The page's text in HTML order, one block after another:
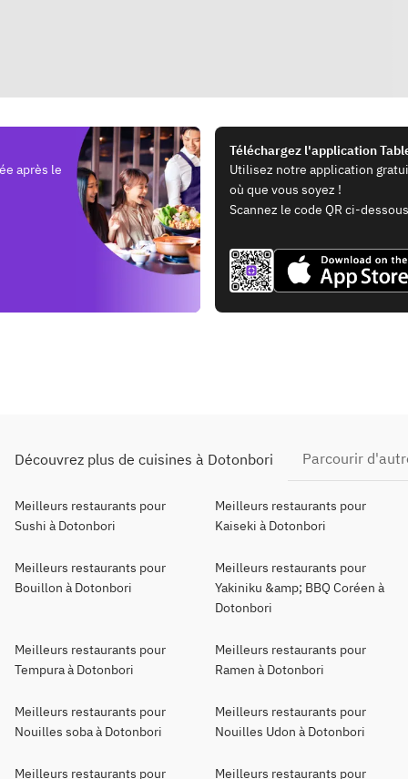
après le
Téléchargez l'application
Utilisez notre application
où que vous soyez !
Scannez le code QR ci-
Découvrez plus de cuisines à Dotonbori Parcourir
Meilleurs restaurants pour
Sushi à Dotonbori
Meilleurs restaurants pour
Kaiseki à Dotonbori
Meilleurs restaurants pour
Bouillon à Dotonbori
Meilleurs restaurants pour
Yakiniku &amp; BBQ Coréen à
Dotonbori
Meilleurs restaurants pour
Tempura à Dotonbori
Meilleurs restaurants pour
Ramen à Dotonbori
Meilleurs restaurants pour
Nouilles soba à Dotonbori
Meilleurs restaurants pour
Nouilles Udon à Dotonbori
Meilleurs restaurants pour Meilleurs restaurants pour